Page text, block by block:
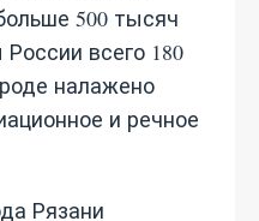
500 тысяч
всего 180
налажено
и речное